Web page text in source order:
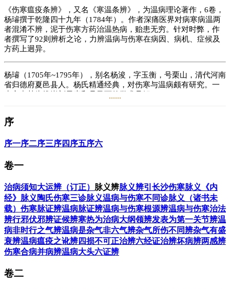
《伤寒瘟疫条辨》，又名《寒温条辨》，为温病理论著作，6卷，
杨璿撰于乾隆四十九年（1784年）。作者深痛医界对病寒病温两
者混淆不辨，泥于伤寒方药治温热病，贻患无穷。针对时弊，作
者撰写了92则辨析之论，力辨温病与伤寒在病因、病机、症候及
方药上迥异。
杨璿（1705年~1795年），别名杨浚，字玉衡，号栗山，清代河南
省归德府夏邑县人。杨氏精通经典，对伤寒与温病颇有研究。一
......
序
序一序二序三序四 序五序六
卷一
治病须知大运辨（订正） 脉义辨脉义辨引 长沙伤寒脉义
《内
经》脉义 陶氏伤寒三诊脉义温病与伤寒不同诊脉义（诸书未
载） 伤寒脉证辨温病脉证辨温病与伤寒根源辨温病与伤寒治法
辨行邪伏邪辨证候辨寒热为治病大纲领辨发表为第一关节辨温
病非时行之气辨温病是杂气非六气辨杂气所伤不同辨杂气有盛
衰辨温病瘟疫之讹辨四损不可正治辨六经证治辨坏病辨两感辨
伤寒合病并病辨温病大头六证辨
卷二